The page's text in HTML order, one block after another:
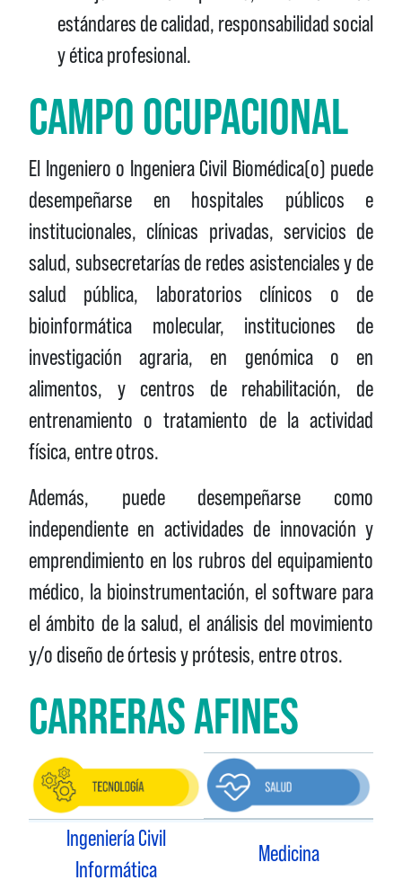
estándares de calidad, responsabilidad social
y ética profesional.
CAMPO OCUPACIONAL
El Ingeniero o Ingeniera Civil Biomédica(o) puede
desempeñarse en hospitales públicos e
institucionales, clínicas privadas, servicios de
salud, subsecretarías de redes asistenciales y de
salud pública, laboratorios clínicos o de
bioinformática molecular, instituciones de
investigación agraria, en genómica o en
alimentos, y centros de rehabilitación, de
entrenamiento o tratamiento de la actividad
física, entre otros.
Además, puede desempeñarse como
independiente en actividades de innovación y
emprendimiento en los rubros del equipamiento
médico, la bioinstrumentación, el software para
el ámbito de la salud, el análisis del movimiento
y/o diseño de órtesis y prótesis, entre otros.
CARRERAS AFINES
Ingeniería Civil
Informática
Medicina